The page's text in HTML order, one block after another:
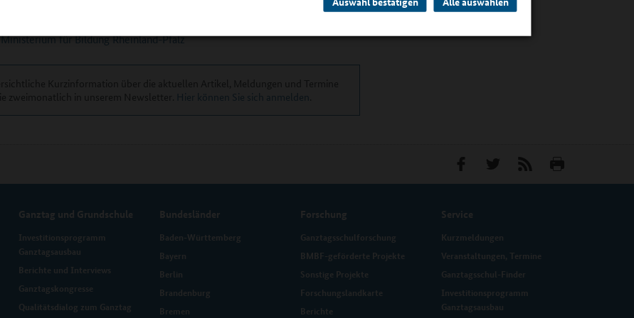
Ministerium für Bildung Rheinland-Pfalz
Hier können Sie sich anmelden
Ganztag und Grundschule
Investitionsprogramm
Ganztagsausbau
Berichte und Interviews
Ganztagskongresse
Qualitätsdialog zum Ganztag
Bundesländer
Baden-Württemberg
Bayern
Berlin
Brandenburg
Bremen
Forschung
Ganztagsschulforschung
BMBF-geförderte Projekte
Sonstige Projekte
Forschungslandkarte
Berichte
Service
Kurzmeldungen
Veranstaltungen, Termine
Ganztagsschul-Finder
Investitionsprogramm
Ganztagsausbau